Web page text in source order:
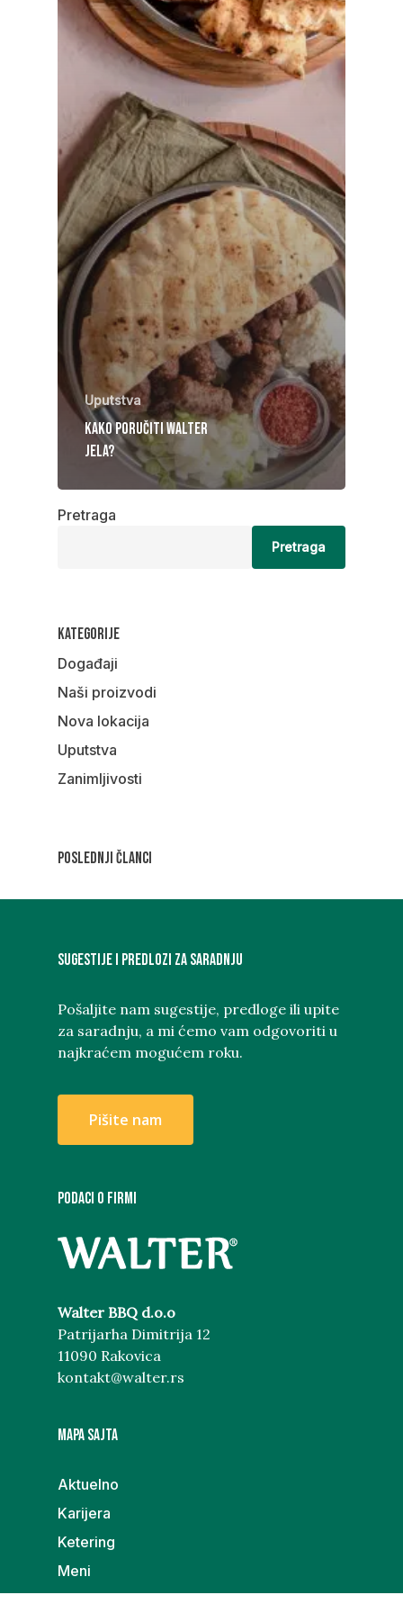
Uputstva
Kako poručiti Walter
jela?
Pretraga
Pretraga
Kategorije
Događaji
Naši proizvodi
Nova lokacija
Uputstva
Zanimljivosti
Poslednji članci
Sugestije i predlozi za saradnju
Pošaljite nam sugestije, predloge ili upite
za saradnju, a mi ćemo vam odgovoriti u
najkraćem mogućem roku.
Pišite nam
PODACI O FIRMI
Walter BBQ d.o.o
Patrijarha Dimitrija 12
11090 Rakovica
kontakt@walter.rs
MAPA SAJTA
Aktuelno
Karijera
Ketering
Meni
Poklon galerija